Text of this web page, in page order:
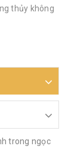
thủy không
trong ngọc